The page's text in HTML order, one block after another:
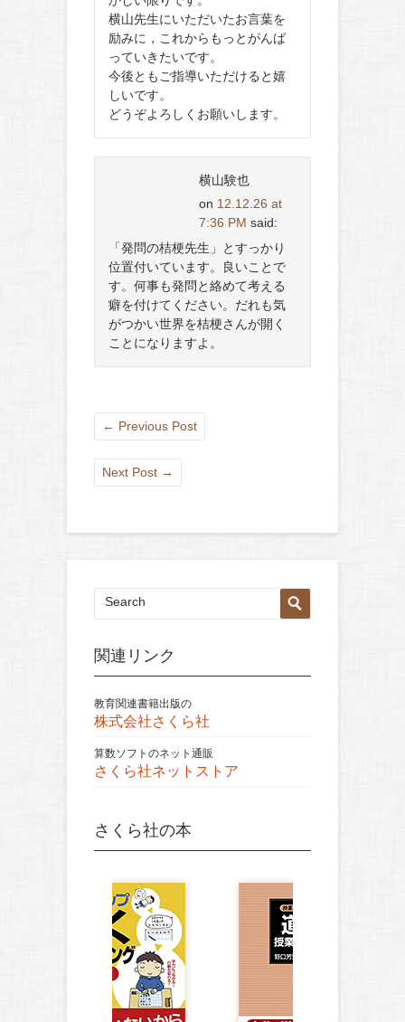
横山先生にいただいたお言葉を
励みに，これからもっとがんば
っていきたいです。
今後ともご指導いただけると嬉
しいです。
どうぞよろしくお願いします。
横山験也
on 12.12.26 at
7:36 PM said:
「発問の桔梗先生」とすっかり
位置付いています。良いことで
す。何事も発問と絡めて考える
癖を付けてください。だれも気
がつかい世界を桔梗さんが開く
ことになりますよ。
← Previous Post
Next Post →
関連リンク
教育関連書籍出版の
株式会社さくら社
算数ソフトのネット通販
さくら社ネットストア
さくら社の本